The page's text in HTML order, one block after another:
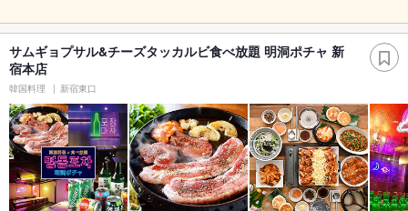
サムギョプサル&チーズタッカルビ食べ放題 明洞ポチャ 新
宿本店
韓国料理 新宿東口